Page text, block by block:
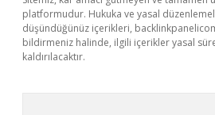
platformudur. Hukuka ve yasal
düşündüğünüz içerikleri,
bildirmeniz halinde, ilgili içerikler yasal
kaldırılacaktır.